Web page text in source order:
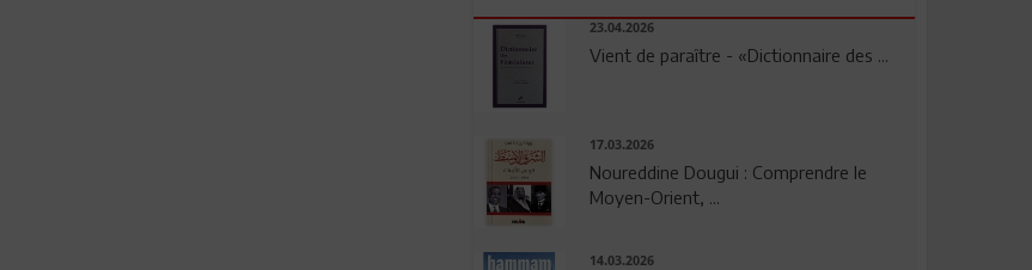
23.04.2026
Vient de paraître - «Dictionnaire des ...
17.03.2026
Noureddine Dougui : Comprendre le
Moyen-Orient, ...
14.03.2026